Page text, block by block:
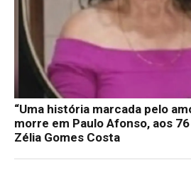
“Uma história marcada pelo
morre em Paulo Afonso, aos
Zélia Gomes Costa